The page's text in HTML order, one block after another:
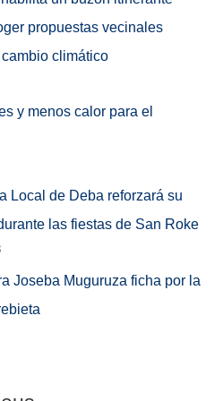
propuestas vecinales
climático
y menos calor para el
Local de Deba reforzará su
las fiestas de San Roke
Joseba Muguruza ficha por la